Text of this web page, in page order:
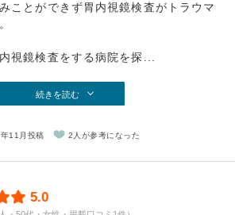
ことができず胃内視鏡検査がトラウマ
視鏡検査をする病院を探...
続きを読む
11月投稿 2人が参考になった
5.0